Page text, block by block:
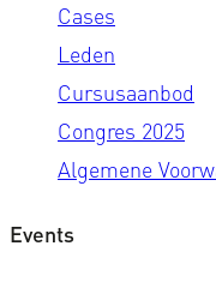
Cases
Leden
Cursusaanbod
Congres 2025
Algemene
Events